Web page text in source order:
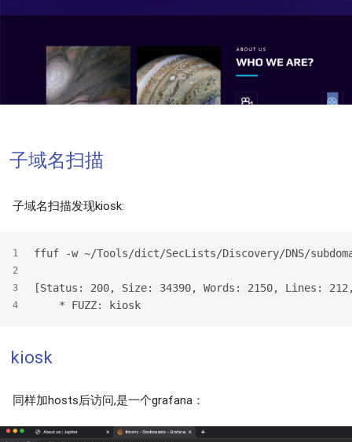
子域名扫描
子域名扫描发现kiosk:
1
2
3
4
ffuf -w ~/Tools/dict/SecLists/Discovery/DNS/
[Status: 200, Size: 34390, Words: 2150, Lines:
    * FUZZ: kiosk
kiosk
同样加hosts后访问,是一个grafana：